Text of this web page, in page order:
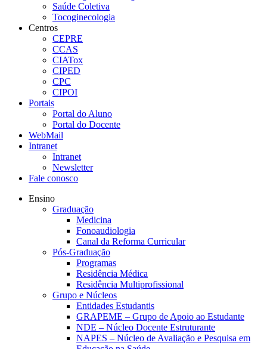
Saúde Coletiva
Tocoginecologia
Centros
CEPRE
CCAS
CIATox
CIPED
CPC
CIPOI
Portais
Portal do Aluno
Portal do Docente
WebMail
Intranet
Intranet
Newsletter
Fale conosco
Ensino
Graduação
Medicina
Fonoaudiologia
Canal da Reforma Curricular
Pós-Graduação
Programas
Residência Médica
Residência Multiprofissional
Grupo e Núcleos
Entidades Estudantis
GRAPEME – Grupo de Apoio ao Estudante
NDE – Núcleo Docente Estruturante
NAPES – Núcleo de Avaliação e Pesquisa em